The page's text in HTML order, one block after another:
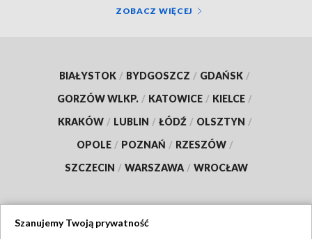
ZOBACZ WIĘCEJ
BIAŁYSTOK / BYDGOSZCZ / GDAŃSK /
GORZÓW WLKP. / KATOWICE / KIELCE /
KRAKÓW / LUBLIN / ŁÓDŹ / OLSZTYN /
OPOLE / POZNAŃ / RZESZÓW /
SZCZECIN / WARSZAWA / WROCŁAW
Szanujemy Twoją prywatność